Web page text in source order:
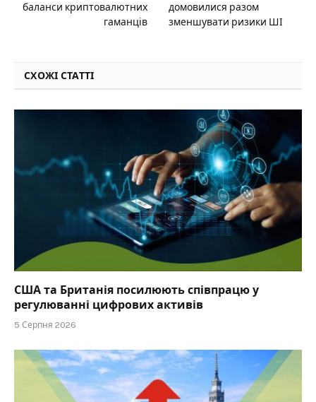
баланси криптовалютних
гаманців
домовилися разом
зменшувати ризики ШІ
СХОЖІ СТАТТІ
США та Британія посилюють співпрацю у
регулюванні цифрових активів
5 Серпня 2026